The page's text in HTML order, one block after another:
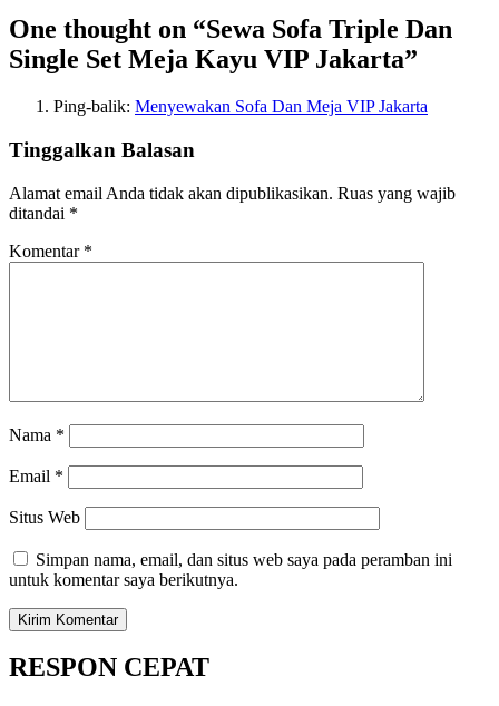
One thought on “Sewa Sofa Triple Dan
Single Set Meja Kayu VIP Jakarta”
Ping-balik: Menyewakan Sofa Dan Meja VIP Jakarta
Tinggalkan Balasan
Alamat email Anda tidak akan dipublikasikan. Ruas yang wajib
ditandai *
Komentar *
Nama *
Email *
Situs Web
Simpan nama, email, dan situs web saya pada peramban ini
untuk komentar saya berikutnya.
RESPON CEPAT